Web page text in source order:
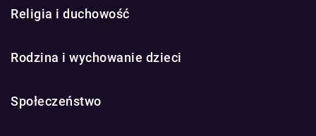
Religia i duchowość
Rodzina i wychowanie dzieci
Społeczeństwo